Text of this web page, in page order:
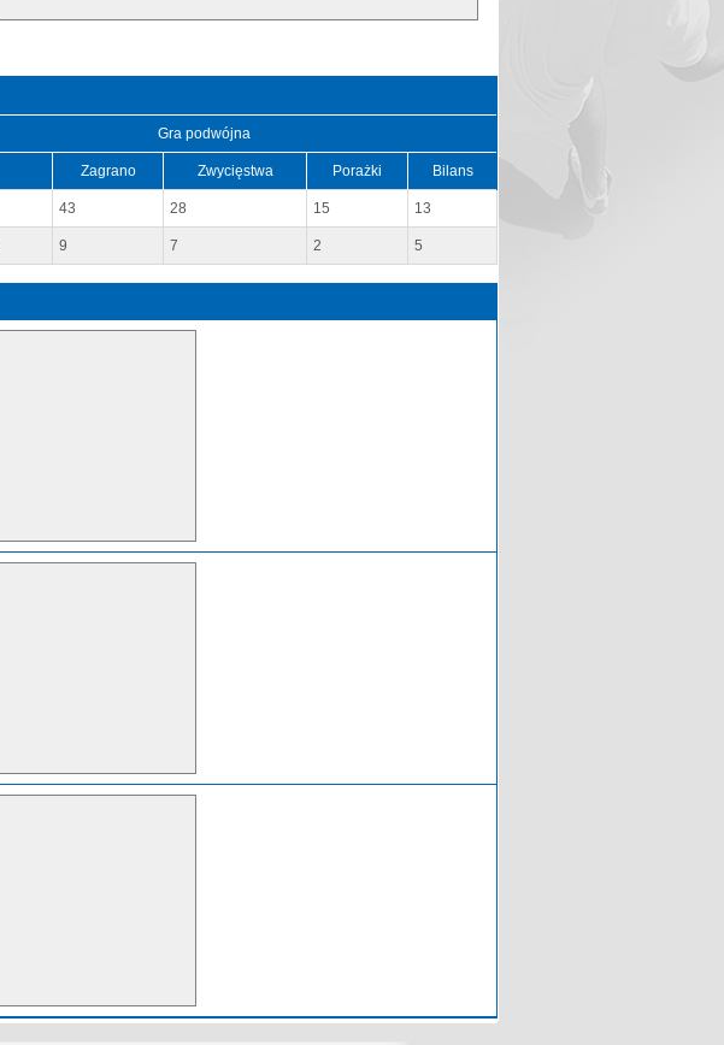
Gra podwójna
Zagrano Zwycięstwa Porażki Bilans
43 28 15 13
9 7 2 5